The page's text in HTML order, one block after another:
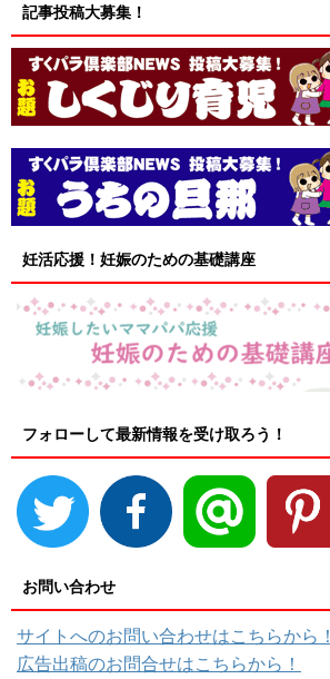
記事投稿大募集！
妊活応援！妊娠のための基礎講座
フォローして最新情報を受け取ろう！
お問い合わせ
サイトへのお問い合わせはこちらから！
広告出稿のお問合せはこちらから！